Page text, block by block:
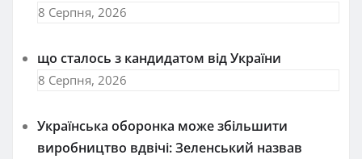
8 Серпня, 2026
що сталось з кандидатом від України
8 Серпня, 2026
Українська оборонка може збільшити
виробництво вдвічі: Зеленський назвав